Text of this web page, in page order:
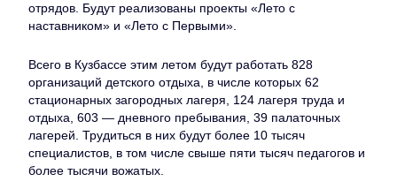
отрядов. Будут реализованы проекты «Лето с
наставником» и «Лето с Первыми».
Всего в Кузбассе этим летом будут работать 828
организаций детского отдыха, в числе которых 62
стационарных загородных лагеря, 124 лагеря труда и
отдыха, 603 — дневного пребывания, 39 палаточных
лагерей. Трудиться в них будут более 10 тысяч
специалистов, в том числе свыше пяти тысяч педагогов и
более тысячи вожатых.